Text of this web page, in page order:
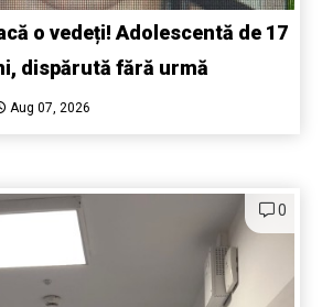
o vedeți! Adolescentă de 17
dispărută fără urmă
Aug 07, 2026
0